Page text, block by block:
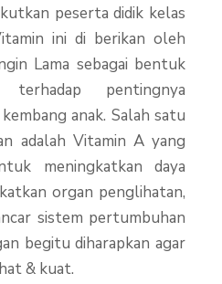
peserta didik kelas
ini di berikan oleh
Lama sebagai bentuk
terhadap pentingnya
anak. Salah satu
adalah Vitamin A yang
meningkatkan daya
organ penglihatan,
sistem pertumbuhan
begitu diharapkan agar
& kuat.